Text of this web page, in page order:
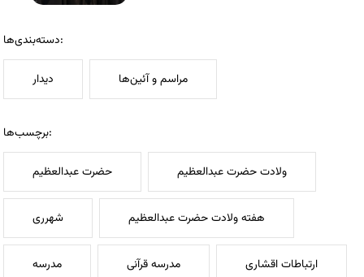
دسته‌بندی‌ها:
دیدار مراسم و آئین‌ها
برچسب‌ها:
حضرت عبدالعظیم ولادت حضرت عبدالعظیم
شهرری هفته ولادت حضرت عبدالعظیم
مدرسه مدرسه قرآنی ارتباطات اقشاری